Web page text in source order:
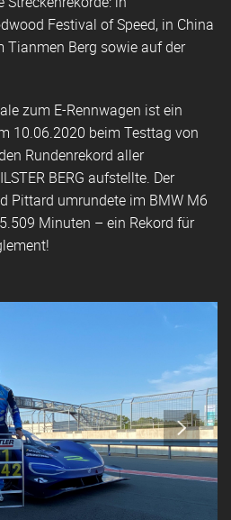
Festival of Speed, in China
Tianmen Berg sowie auf der
zum E-Rennwagen ist ein
10.06.2020 beim Testtag von
Rundenrekord aller
BERG aufstellte. Der
Pittard umrundete im BMW M6
Minuten – ein Rekord für